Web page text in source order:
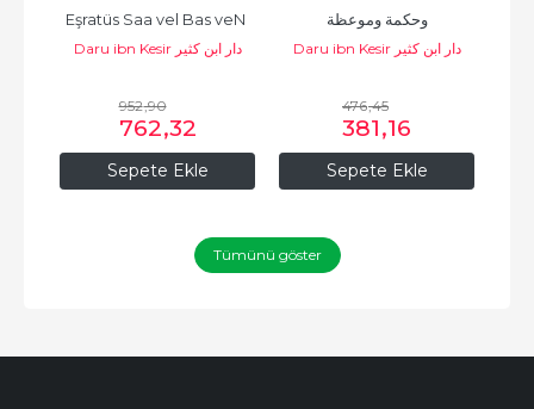
Sepete Ekle
Eşratüs Saa vel Bas veN
Nüşur ve Ahvali...
Daru ibn Kesir دار ابن كثير
952,90
762,32
Sepete Ekle
وحكمة وموعظة
Daru ibn Kesir دار ابن كثير
476,45
381,16
Tümünü göster